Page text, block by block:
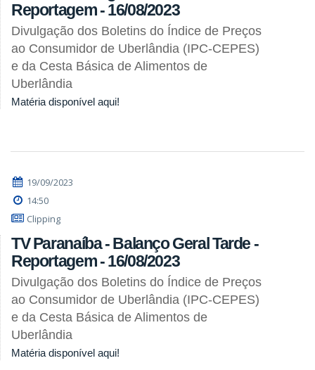
Reportagem - 16/08/2023
Divulgação dos Boletins do Índice de Preços
ao Consumidor de Uberlândia (IPC-CEPES)
e da Cesta Básica de Alimentos de
Uberlândia
Matéria disponível aqui!
19/09/2023
14:50
Clipping
TV Paranaíba - Balanço Geral Tarde -
Reportagem - 16/08/2023
Divulgação dos Boletins do Índice de Preços
ao Consumidor de Uberlândia (IPC-CEPES)
e da Cesta Básica de Alimentos de
Uberlândia
Matéria disponível aqui!